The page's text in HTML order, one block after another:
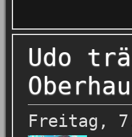
Udo
Freitag, 7.